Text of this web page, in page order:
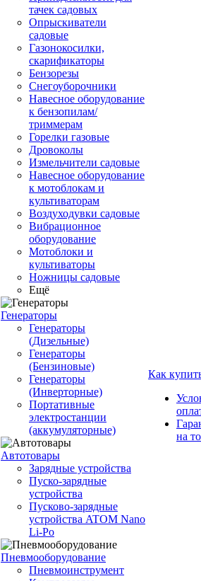
тачек садовых
Опрыскиватели
садовые
Газонокосилки,
скарификаторы
Бензорезы
Снегоуборочники
Навесное оборудование
к бензопилам/
триммерам
Горелки газовые
Дровоколы
Измельчители садовые
Навесное оборудование
к мотоблокам и
культиваторам
Воздуходувки садовые
Вибрационное
оборудование
Мотоблоки и
культиваторы
Ножницы садовые
Ещё
Генераторы
Генераторы
(Дизельные)
Генераторы
(Бензиновые)
Генераторы
(Инверторные)
Портативные
электростанции
(аккумуляторные)
Автотовары
Зарядные устройства
Пуско-зарядные
устройства
Пусково-зарядные
устройства ATOM Nano
Li-Po
Пневмооборудование
Пневмоинструмент
Как
на